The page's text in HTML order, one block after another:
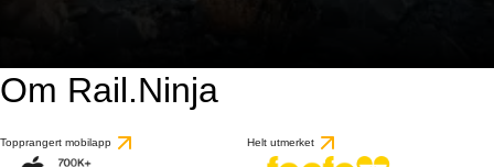
Om Rail.Ninja
Topprangert mobilapp Helt utmerket